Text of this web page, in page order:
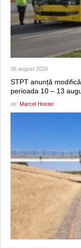
06 august 2026
STPT anunță
perioada 10 – 13
de: Marcel Hoster